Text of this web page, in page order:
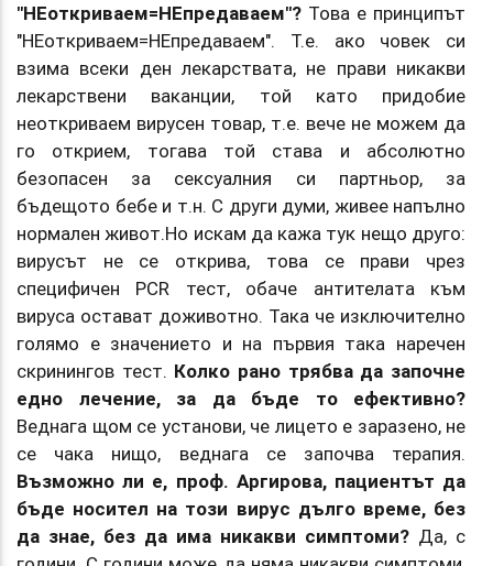
"НЕоткриваем=НЕпредаваем"? Това е принципът
"НЕоткриваем=НЕпредаваем". Т.е. ако човек си
взима всеки ден лекарствата, не прави никакви
лекарствени ваканции, той като придобие
неоткриваем вирусен товар, т.е. вече не можем да
го открием, тогава той става и абсолютно
безопасен за сексуалния си партньор, за
бъдещото бебе и т.н. С други думи, живее напълно
нормален живот.Но искам да кажа тук нещо друго:
вирусът не се открива, това се прави чрез
специфичен PCR тест, обаче антителата към
вируса остават доживотно. Така че изключително
голямо е значението и на първия така наречен
скринингов тест. Колко рано трябва да започне
едно лечение, за да бъде то ефективно?
Веднага щом се установи, че лицето е заразено, не
се чака нищо, веднага се започва терапия.
Възможно ли е, проф. Аргирова, пациентът да
бъде носител на този вирус дълго време, без
да знае, без да има никакви симптоми? Да, с